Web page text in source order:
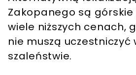
Zakopanego są górskie
wiele niższych cenach,
nie muszą uczestniczyć
szaleństwie.